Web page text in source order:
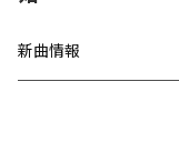
新曲情報